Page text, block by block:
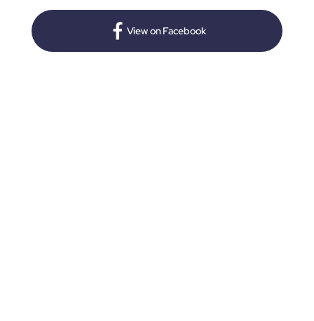
View on Facebook